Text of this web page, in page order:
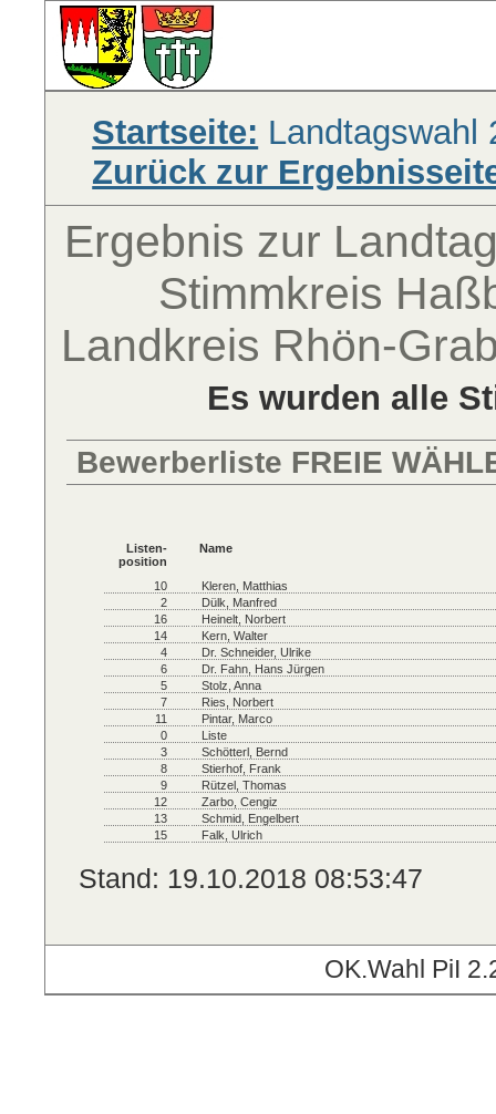
Startseite: Landtagswahl
Zurück zur
Ergebnis zur
Stimmkreis
Landkreis Rhön-
Es wurden alle
Bewerberliste FREIE
Listen-
position
Name
10
Kleren, Matthias
2
Dülk, Manfred
16
Heinelt, Norbert
14
Kern, Walter
4
Dr. Schneider, Ulrike
6
Dr. Fahn, Hans Jürgen
5
Stolz, Anna
7
Ries, Norbert
11
Pintar, Marco
0
Liste
3
Schötterl, Bernd
8
Stierhof, Frank
9
Rützel, Thomas
12
Zarbo, Cengiz
13
Schmid, Engelbert
15
Falk, Ulrich
Stand: 19.10.2018 08:53:47
OK.Wahl PiI